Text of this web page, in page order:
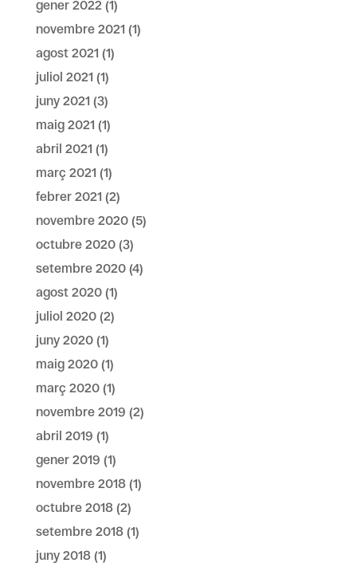
gener 2022(1)
novembre 2021 (1)
agost 2021 (1)
juliol 2021 (1)
juny 2021 (3)
maig 2021 (1)
abril 2021 (1)
març 2021 (1)
febrer 2021 (2)
novembre 2020(5)
octubre 2020(3)
setembre 2020(4)
agost 2020(1)
juliol 2020(2)
juny 2020(1)
maig 2020(1)
març 2020(1)
novembre 2019 (2)
abril 2019 (1)
gener 2019 (1)
novembre 2018(1)
octubre 2018(2)
setembre 2018(1)
juny 2018(1)